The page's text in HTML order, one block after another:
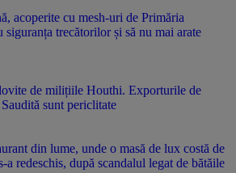
acoperite cu mesh-uri de Primăria
siguranța trecătorilor și să nu mai arate
de milițiile Houthi. Exporturile de
sunt periclitate
din lume, unde o masă de lux costă de
a redeschis, după scandalul legat de bătăile